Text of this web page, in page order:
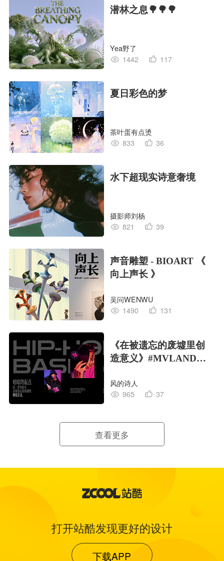
潜林之息🌳🌳🌳
Yea野了
1442
117
夏日彩色的梦
茶叶蛋有点烫
833
36
水下超现实诗意奢境
摄影师刘杨
821
39
声音雕塑 - BIOART 《
向上声长 》
吴问WENWU
1490
131
《在被遗忘的废墟里创
造意义》#MVLAND嘻
风的诗人
965
37
查看更多
打开站酷发现更好的设计
下载APP